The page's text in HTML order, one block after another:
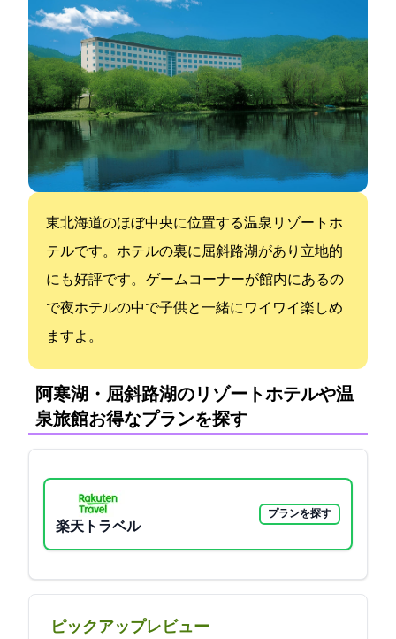
東北海道のほぼ中央に位置する温泉リゾートホ
テルです。ホテルの裏に屈斜路湖があり立地的
にも好評です。 ゲームコーナーが館内にあるの
で夜ホテルの中で子供と一緒にワイワイ楽しめ
ますよ。
阿寒湖・屈斜路湖のリゾートホテルや温
泉旅館:お得なプランを探す
楽天トラベル
プランを探す
ピックアップレビュー